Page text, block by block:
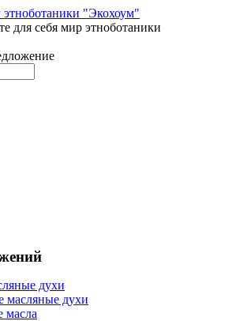
для себя мир этноботаники
духи
масляные духи